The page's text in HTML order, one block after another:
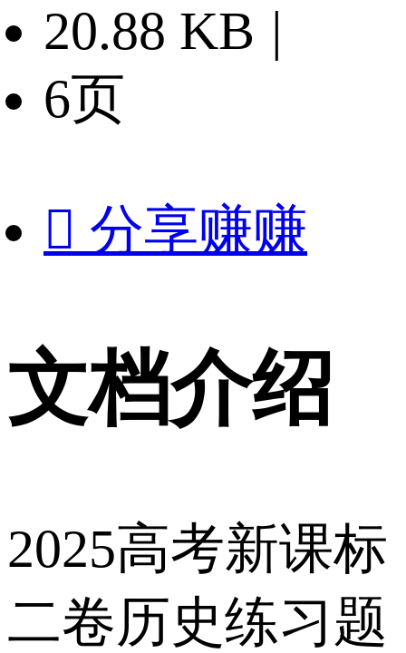
20.88 KB |
6页
 分享赚赚
文档介绍
2025高考新课标
二卷历史练习题